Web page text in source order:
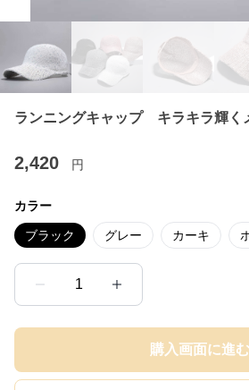
ランニングキャップ キラキラ輝く
2,420 円
カラー
ブラック グレー カーキ
1
購入画面に進む